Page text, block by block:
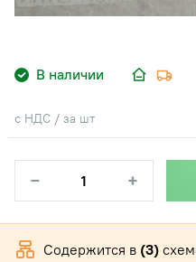
В наличии
с НДС / за шт
− +
Содержится в (3)